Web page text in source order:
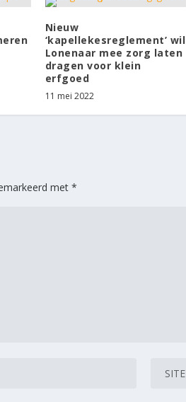
Nieuw
‘kapellekesreglement’ wil
Lonenaar mee zorg laten
dragen voor klein
erfgoed
11 mei 2022
met*